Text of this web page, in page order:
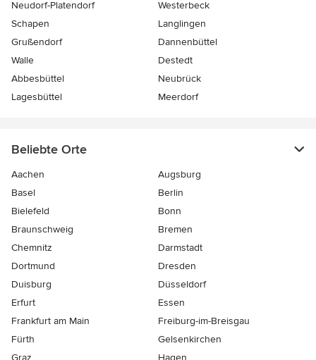
Neudorf-Platendorf
Westerbeck
Schapen
Langlingen
Grußendorf
Dannenbüttel
Walle
Destedt
Abbesbüttel
Neubrück
Lagesbüttel
Meerdorf
Beliebte Orte
Aachen
Augsburg
Basel
Berlin
Bielefeld
Bonn
Braunschweig
Bremen
Chemnitz
Darmstadt
Dortmund
Dresden
Duisburg
Düsseldorf
Erfurt
Essen
Frankfurt am Main
Freiburg-im-Breisgau
Fürth
Gelsenkirchen